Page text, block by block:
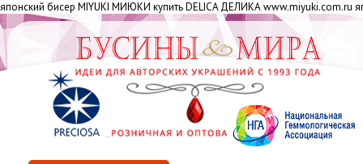
японский бисер MIYUKI МИЮКИ купить DELICA ДЕЛИКА www.miyuki.com.ru